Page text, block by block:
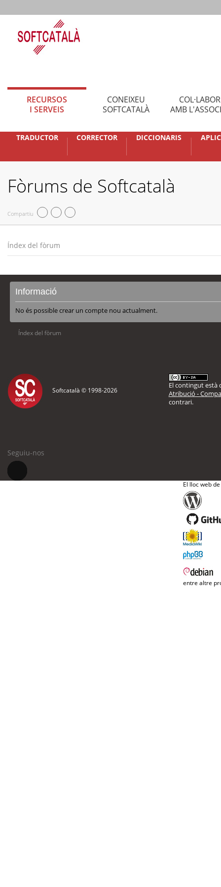
RECURSOS
I SERVEIS
CONEIXEU
SOFTCATALÀ
AMB
TRADUCTOR CORRECTOR DICCIONARIS
Fòrums de Softcatalà
Compartiu
Índex del fòrum
Informació
No és possible crear un compte nou actualment.
Índex del fòrum
Softcatalà © 1998-2026
El contingut està
Atribució -
contrari.
Seguiu-nos
El lloc web
entre altre